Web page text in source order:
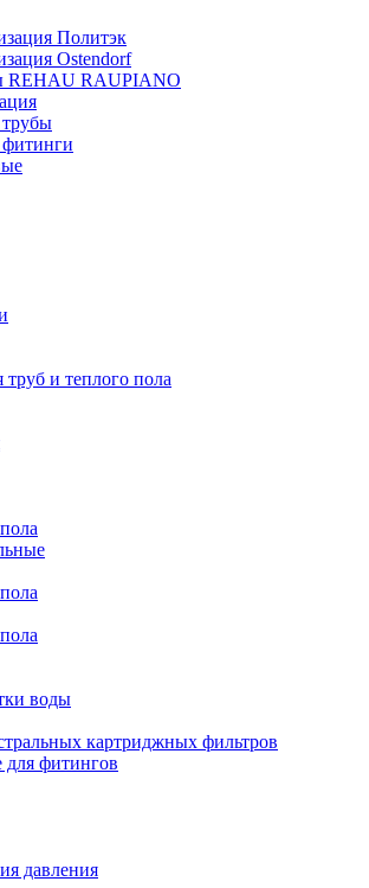
Политэк
Ostendorf
REHAU RAUPIANO
труб и теплого пола
воды
картриджных фильтров
фитингов
давления